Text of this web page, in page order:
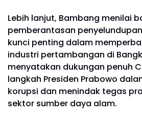
Lebih lanjut, Bambang menilai
pemberantasan
kunci penting dalam
industri pertambangan di
menyatakan dukungan penuh
langkah Presiden Prabowo
korupsi dan menindak tegas
sektor sumber daya alam.